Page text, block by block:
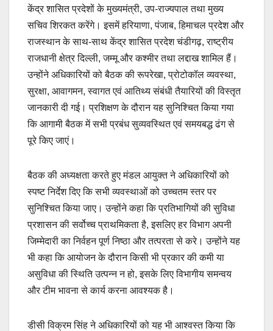
केंद्र शासित प्रदेशों के मुख्यमंत्री, उप-राज्यपाल तथा मुख्य
सचिव शिरकत करेंगे। इसमें हरियाणा, पंजाब, हिमाचल प्रदेश और
राजस्थान के साथ-साथ केंद्र शासित प्रदेश चंडीगढ़, राष्ट्रीय
राजधानी क्षेत्र दिल्ली, जम्मू और कश्मीर तथा लद्दाख शामिल हैं।
उन्होंने अधिकारियों को बैठक की रूपरेखा, प्रोटोकॉल व्यवस्था,
सुरक्षा, आवागमन, स्वागत एवं आतिथ्य संबंधी तैयारियों की विस्तृत
जानकारी दी गई। प्रशिक्षण के दौरान यह सुनिश्चित किया गया
कि आगामी बैठक में सभी प्रबंध सुव्यवस्थित एवं समयबद्ध ढंग से
पूरे किए जाएं।
बैठक की अध्यक्षता करते हुए मंडल आयुक्त ने अधिकारियों को
स्पष्ट निर्देश दिए कि सभी व्यवस्थाओं को उच्चतम स्तर पर
सुनिश्चित किया जाए। उन्होंने कहा कि प्रतिभागियों की सुविधा
प्रशासन की सर्वोच्च प्राथमिकता है, इसलिए हर विभाग अपनी
जिम्मेदारी का निर्वहन पूर्ण निष्ठा और तत्परता से करे। उन्होंने यह
भी कहा कि आयोजन के दौरान किसी भी प्रकार की कमी या
असुविधा की स्थिति उत्पन्न न हो, इसके लिए विभागीय समन्वय
और टीम भावना से कार्य करना आवश्यक है।
डीसी विक्रम सिंह ने अधिकारियों को यह भी आश्वस्त किया कि